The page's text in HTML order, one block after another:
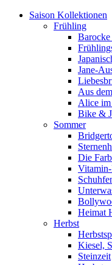
Saison Kollektionen
Frühling
Jane-
Aus
Alice im
Bike &
Sommer
Die
Heimat
Herbst
Kiesel,
Steinzeit